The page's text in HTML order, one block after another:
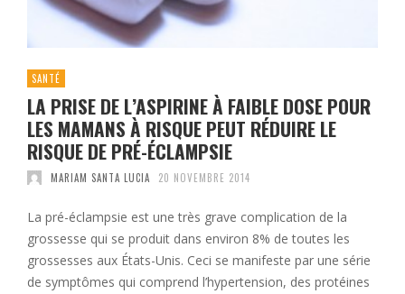
SANTÉ
LA PRISE DE L’ASPIRINE À FAIBLE DOSE POUR
LES MAMANS À RISQUE PEUT RÉDUIRE LE
RISQUE DE PRÉ-ÉCLAMPSIE
MARIAM SANTA LUCIA 20 NOVEMBRE 2014
La pré-éclampsie est une très grave complication de la
grossesse qui se produit dans environ 8% de toutes les
grossesses aux États-Unis. Ceci se manifeste par une série
de symptômes qui comprend l’hypertension, des protéines